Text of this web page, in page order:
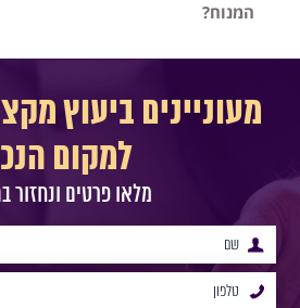
המנוח?
מעוניינים ביעוץ
למקום
מלאו פרטים ונחזור